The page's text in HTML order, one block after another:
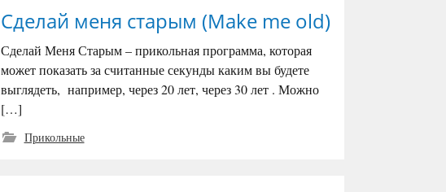
Сделай меня старым (Make me old)
Сделай Меня Старым – прикольная программа, которая
может показать за считанные секунды каким вы будете
выглядеть, например, через 20 лет, через 30 лет . Можно
[…]
Прикольные